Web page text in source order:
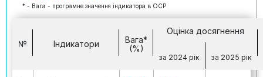
* - Вага - програмне значення індикатора в ОСР
№ Індикатори
Вага*
(%)
Оцінка досягнення
за 2024 рік за 2025 рік